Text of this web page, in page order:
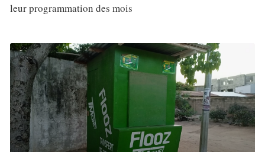
leur programmation des mois